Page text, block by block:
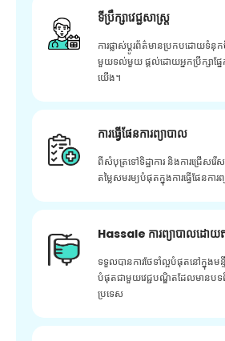
ទីប្រឹក្សាវេជ្ជសាស្ត្រ
ការផ្លាស់ប្តូរព័ត៌មានប្រកបដោយទំ
មួយទល់មួយ ផ្តល់ដោយអ្នកប្រឹក្សាផ្នែក
យើង។
ការធ្វើផែនការព្យាបាល
ពីសំបុត្រទៅទិដ្ឋាការ និងការជ្រើសរ
តម្លៃសមរម្យបំផុតក្នុងការធ្វើផែនការ
Hassale ការព្យាបាលដោយឥ
ទទួលបានការថែទាំល្អបំផុតនៅក្នុងមន្
បំផុតជាមួយវេជ្ជបណ្ឌិតដែលមានប
ប្រទេស